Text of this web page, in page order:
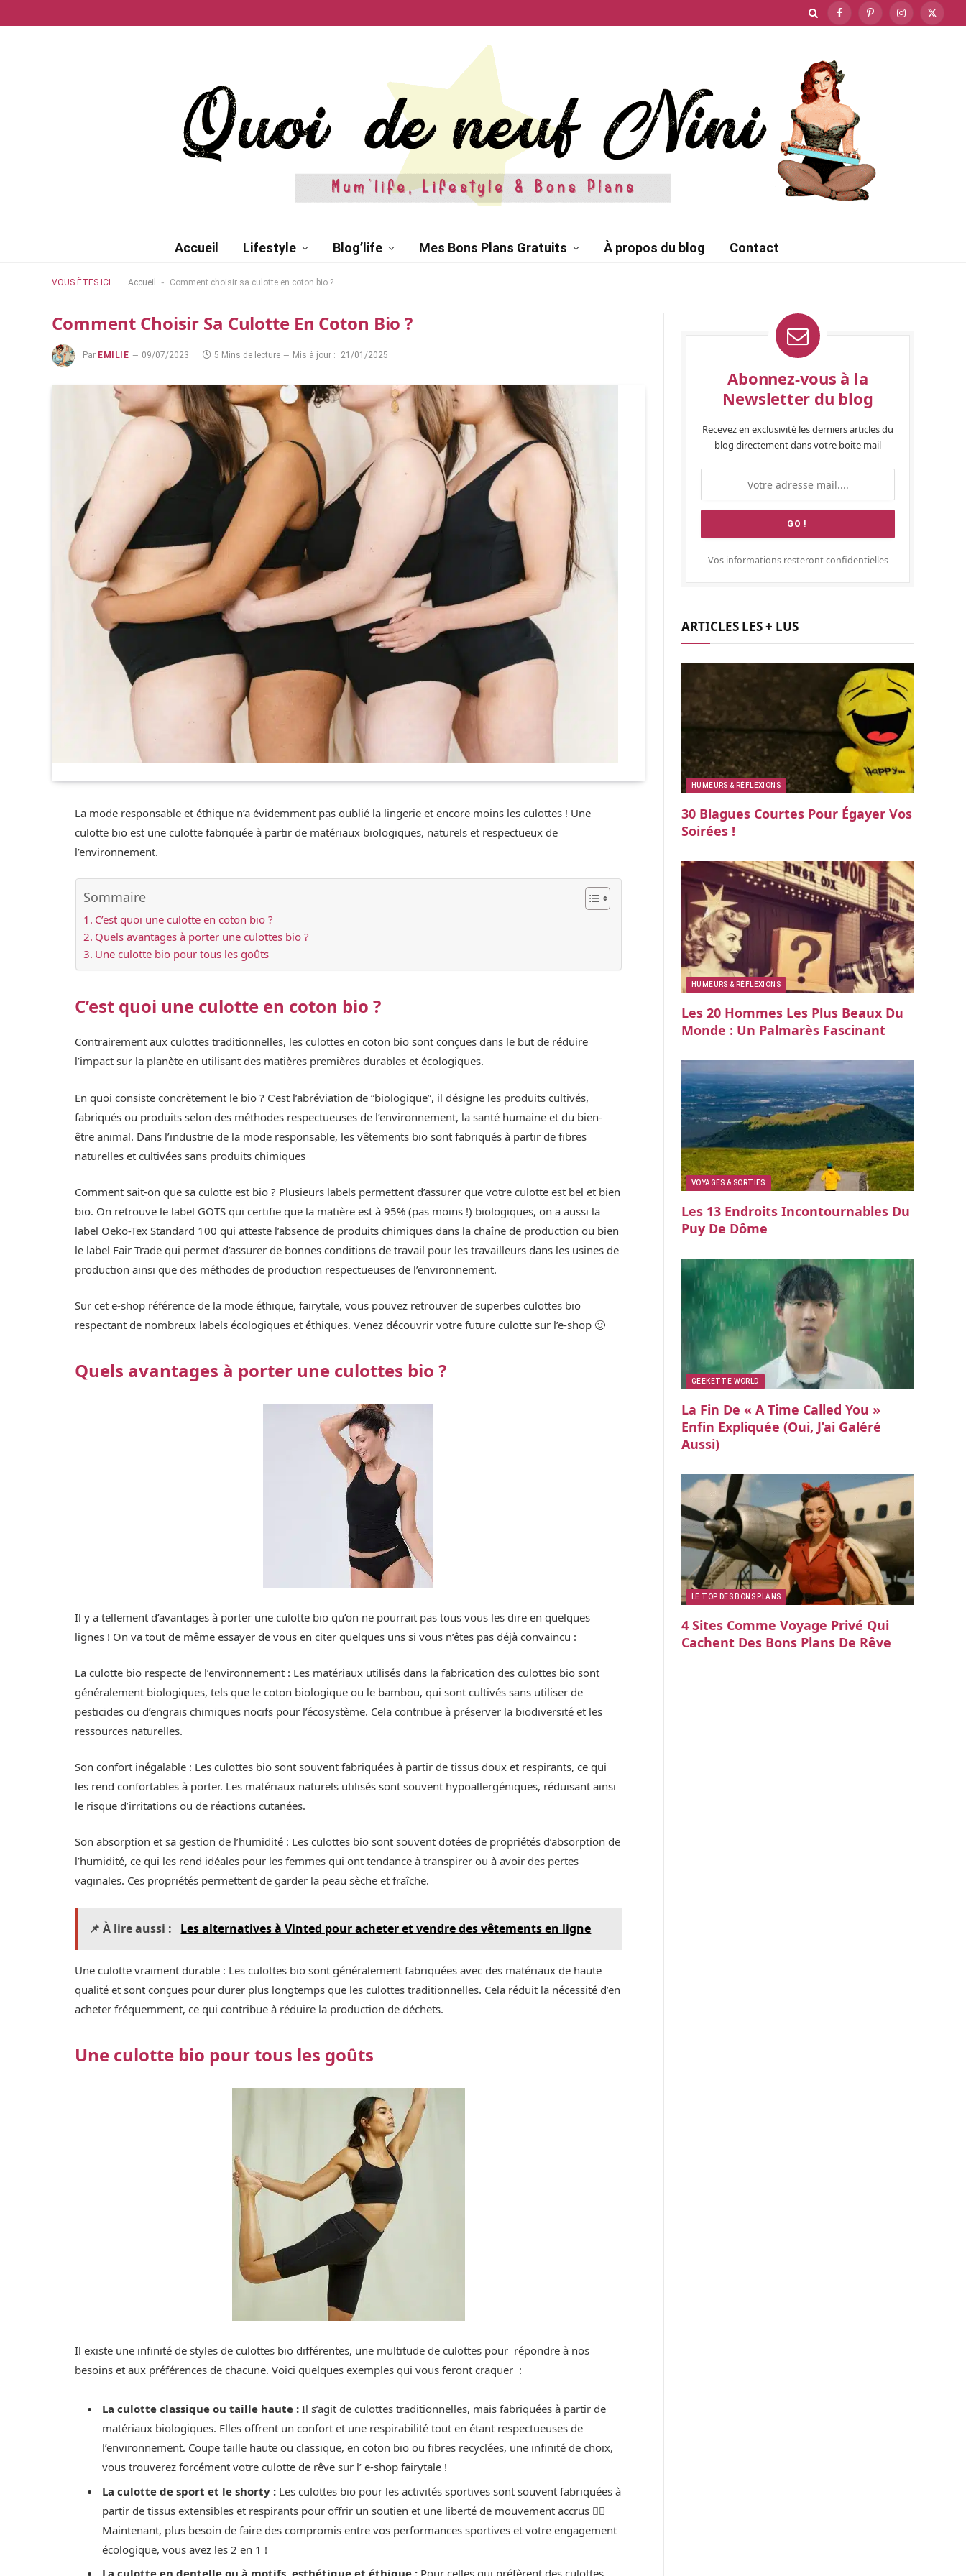
FacebookPinterestInstagram
X
Accueil Lifestyle Blog’life Mes Bons Plans Gratuits À propos du blog Contact
VOUS ÊTES ICI Accueil - Comment choisir sa culotte en coton bio ?
Comment Choisir Sa Culotte En Coton Bio ?
Par EMILIE 09/07/2023 5 Mins de lecture Mis à jour : 21/01/2025
La mode responsable et éthique n’a évidemment pas oublié la lingerie et encore moins les culottes ! Une
culotte bio est une culotte fabriquée à partir de matériaux biologiques, naturels et respectueux de
l’environnement.
Sommaire
C’est quoi une culotte en coton bio ?
Quels avantages à porter une culottes bio ?
Une culotte bio pour tous les goûts
C’est quoi une culotte en coton bio ?
Contrairement aux culottes traditionnelles, les culottes en coton bio sont conçues dans le but de réduire
l’impact sur la planète en utilisant des matières premières durables et écologiques.
En quoi consiste concrètement le bio ? C’est l’abréviation de “biologique”, il désigne les produits cultivés,
fabriqués ou produits selon des méthodes respectueuses de l’environnement, la santé humaine et du bien-
être animal. Dans l’industrie de la mode responsable, les vêtements bio sont fabriqués à partir de fibres
naturelles et cultivées sans produits chimiques
Comment sait-on que sa culotte est bio ? Plusieurs labels permettent d’assurer que votre culotte est bel et bien
bio. On retrouve le label GOTS qui certifie que la matière est à 95% (pas moins !) biologiques, on a aussi la
label Oeko-Tex Standard 100 qui atteste l’absence de produits chimiques dans la chaîne de production ou bien
le label Fair Trade qui permet d’assurer de bonnes conditions de travail pour les travailleurs dans les usines de
production ainsi que des méthodes de production respectueuses de l’environnement.
Sur cet e-shop référence de la mode éthique, fairytale, vous pouvez retrouver de superbes culottes bio
respectant de nombreux labels écologiques et éthiques. Venez découvrir votre future culotte sur l’e-shop 🙂
Quels avantages à porter une culottes bio ?
Il y a tellement d’avantages à porter une culotte bio qu’on ne pourrait pas tous vous les dire en quelques
lignes ! On va tout de même essayer de vous en citer quelques uns si vous n’êtes pas déjà convaincu :
La culotte bio respecte de l’environnement : Les matériaux utilisés dans la fabrication des culottes bio sont
généralement biologiques, tels que le coton biologique ou le bambou, qui sont cultivés sans utiliser de
pesticides ou d’engrais chimiques nocifs pour l’écosystème. Cela contribue à préserver la biodiversité et les
ressources naturelles.
Son confort inégalable : Les culottes bio sont souvent fabriquées à partir de tissus doux et respirants, ce qui
les rend confortables à porter. Les matériaux naturels utilisés sont souvent hypoallergéniques, réduisant ainsi
le risque d’irritations ou de réactions cutanées.
Son absorption et sa gestion de l’humidité : Les culottes bio sont souvent dotées de propriétés d’absorption de
l’humidité, ce qui les rend idéales pour les femmes qui ont tendance à transpirer ou à avoir des pertes
vaginales. Ces propriétés permettent de garder la peau sèche et fraîche.
📌 À lire aussi : Les alternatives à Vinted pour acheter et vendre des vêtements en ligne
Une culotte vraiment durable : Les culottes bio sont généralement fabriquées avec des matériaux de haute
qualité et sont conçues pour durer plus longtemps que les culottes traditionnelles. Cela réduit la nécessité d’en
acheter fréquemment, ce qui contribue à réduire la production de déchets.
Une culotte bio pour tous les goûts
Il existe une infinité de styles de culottes bio différentes, une multitude de culottes pour répondre à nos
besoins et aux préférences de chacune. Voici quelques exemples qui vous feront craquer :
La culotte classique ou taille haute :Il s’agit de culottes traditionnelles, mais fabriquées à partir de
matériaux biologiques. Elles offrent un confort et une respirabilité tout en étant respectueuses de
l’environnement. Coupe taille haute ou classique, en coton bio ou fibres recyclées, une infinité de choix,
vous trouverez forcément votre culotte de rêve sur l’ e-shop fairytale !
La culotte de sport et le shorty : Les culottes bio pour les activités sportives sont souvent fabriquées à
partir de tissus extensibles et respirants pour offrir un soutien et une liberté de mouvement accrus 🏃‍♀️
Maintenant, plus besoin de faire des compromis entre vos performances sportives et votre engagement
écologique, vous avez les 2 en 1 !
Abonnez-vous à la
Newsletter du blog
Recevez en exclusivité les derniers articles du
blog directement dans votre boite mail
Vos informations resteront confidentielles
ARTICLES LES + LUS
HUMEURS & RÉFLEXIONS
30 Blagues Courtes Pour Égayer Vos
Soirées !
HUMEURS & RÉFLEXIONS
Les 20 Hommes Les Plus Beaux Du
Monde : Un Palmarès Fascinant
VOYAGES & SORTIES
Les 13 Endroits Incontournables Du
Puy De Dôme
GEEKETTE WORLD
La Fin De « A Time Called You »
Enfin Expliquée (oui, J’ai Galéré
Aussi)
LE TOP DES BONS PLANS
4 Sites Comme Voyage Privé Qui
Cachent Des Bons Plans De Rêve